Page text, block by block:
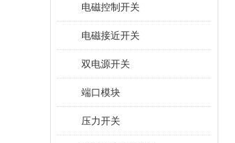
电磁控制开关
电磁接近开关
双电源开关
端口模块
压力开关